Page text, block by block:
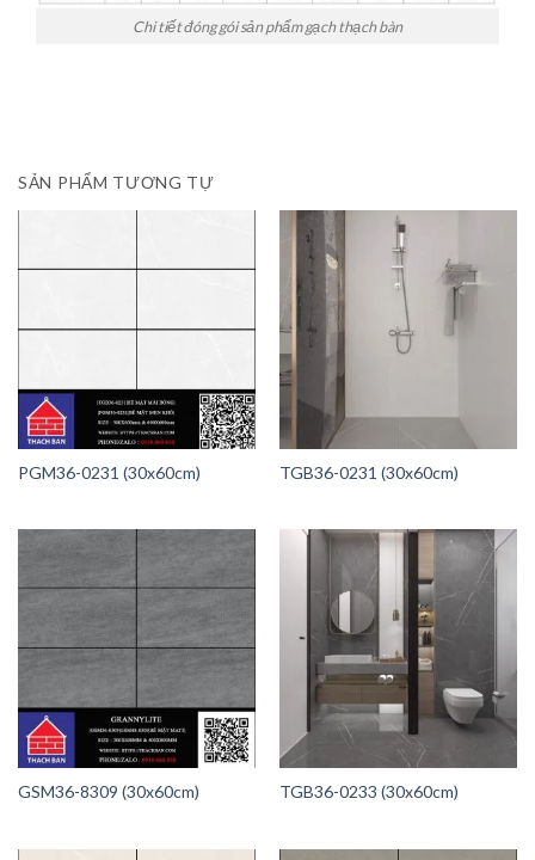
Chi tiết đóng gói sản phẩm gạch thạch bàn
SẢN PHẨM TƯƠNG TỰ
PGM36-0231 (30x60cm) TGB36-0231 (30x60cm)
GSM36-8309 (30x60cm) TGB36-0233 (30x60cm)